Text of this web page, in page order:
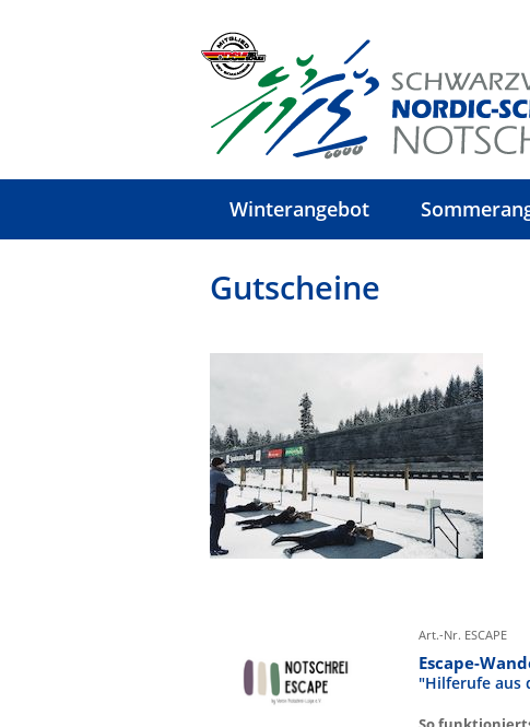
Winterangebot
Gutscheine
Art.-Nr. ESCAPE
Escape-
"Hilferufe aus